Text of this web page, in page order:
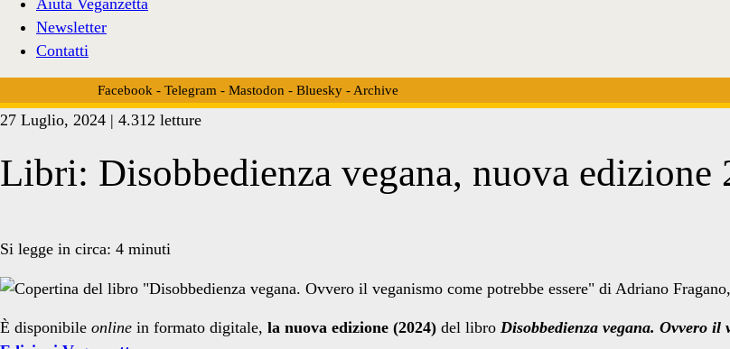
Newsletter
Contatti
Facebook - Telegram - Mastodon - Bluesky- Archive
27 Luglio, 2024 | 4.312 letture
Libri: Disobbedienza vegana, nuova edizione
Si legge in circa: 4 minuti
È disponibile online in formato digitale, la nuova edizione (2024) del libro Disobbedienza vegana. Ovvero il